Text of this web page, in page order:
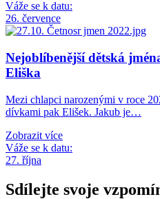
Váže se k datu:
26. července
Nejoblíbenější dětská
Eliška
Mezi chlapci narozenými v roce
dívkami pak Elišek. Jakub je…
Zobrazit více
Váže se k datu:
27. října
Sdílejte svoje